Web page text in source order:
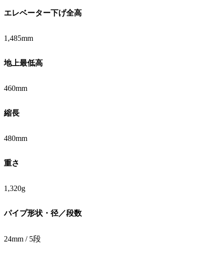
エレベーター下げ全高
1,485mm
地上最低高
460mm
縮長
480mm
重さ
1,320g
パイプ形状・径／段数
24mm / 5段